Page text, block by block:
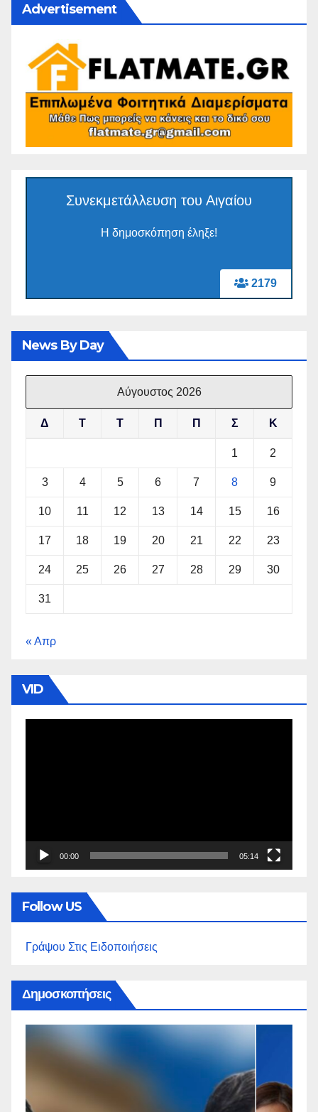
Advertisement
2179
Συνεκμετάλλευση του Αιγαίου
Η δημοσκόπηση έληξε!
News By Day
Αύγουστος 2026
Δ Τ Τ Π Π Σ Κ
1 2
3 4 5 6 7 8 9
10 11 12 13 14 15 16
17 18 19 20 21 22 23
24 25 26 27 28 29 30
31
« Απρ
VID
00:00 05:14
Follow US
Γράψου Στις Ειδοποιήσεις
Δημοσκοπήσεις